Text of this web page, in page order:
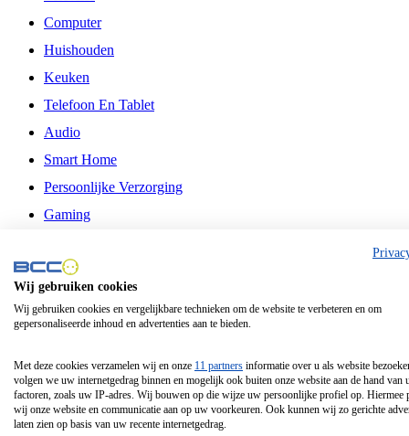
Computer
Huishouden
Keuken
Telefoon En Tablet
Audio
Smart Home
Persoonlijke Verzorging
Gaming
Philips
Schermgrootte 24 Inch
Schermgrootte 85 Inch
Schermgrootte 98 Inch
Tcl
Wij gebruiken cookies
Wij gebruiken cookies en vergelijkbare technieken om de website te verbeteren en om
gepersonaliseerde inhoud en advertenties aan te bieden.
Met deze cookies verzamelen wij en onze 11 partners informatie over u als website
volgen we uw internetgedrag binnen en mogelijk ook buiten onze website aan de hand van
factoren, zoals uw IP-adres. Wij bouwen op die wijze uw persoonlijke profiel op. Hiermee
wij onze website en communicatie aan op uw voorkeuren. Ook kunnen wij zo gerichte
laten zien op basis van uw recente internetgedrag.